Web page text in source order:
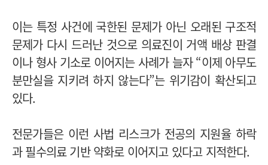
이는 특정 사건에 국한된 문제가 아닌 오래된 구조적
문제가 다시 드러난 것으로 의료진이 거액 배상 판결
이나 형사 기소로 이어지는 사례가 늘자 “이제 아무도
분만실을 지키려 하지 않는다”는 위기감이 확산되고
있다.
전문가들은 이런 사법 리스크가 전공의 지원율 하락
과 필수의료 기반 약화로 이어지고 있다고 지적한다.